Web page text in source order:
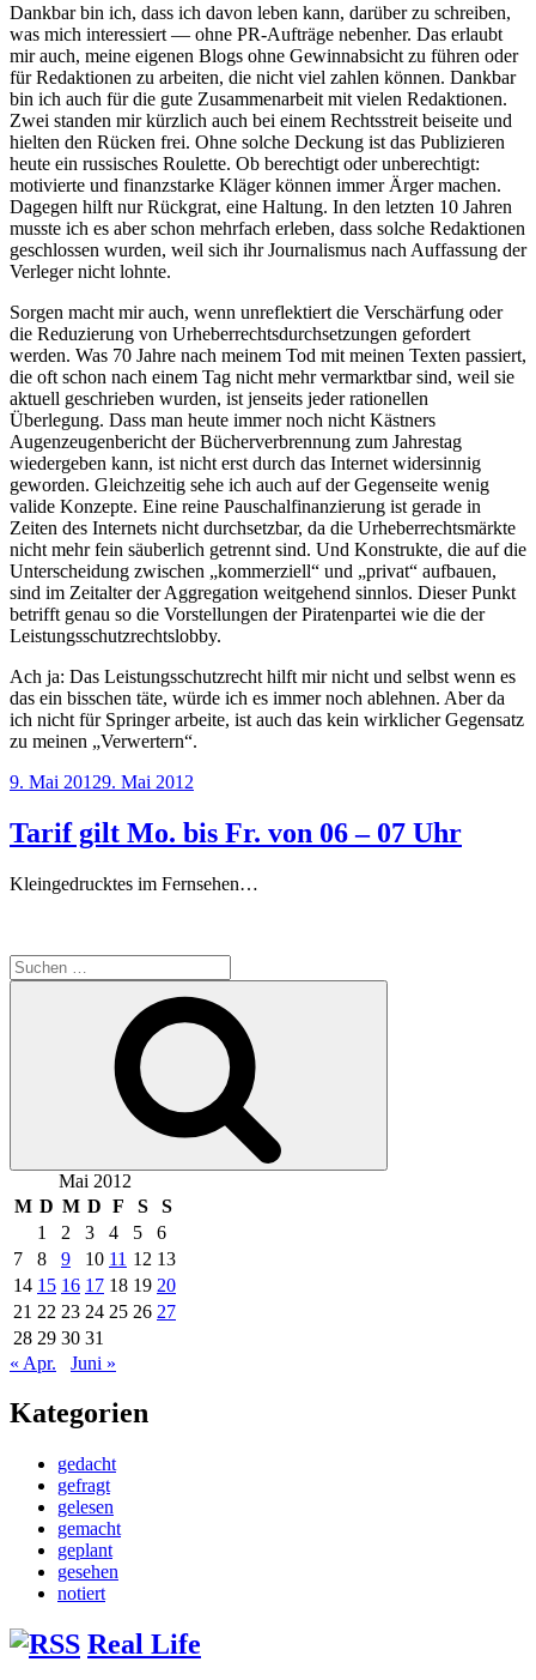
Dankbar bin ich, dass ich davon leben kann, darüber zu schreiben,
was mich interessiert — ohne PR-Aufträge nebenher. Das erlaubt
mir auch, meine eigenen Blogs ohne Gewinnabsicht zu führen oder
für Redaktionen zu arbeiten, die nicht viel zahlen können. Dankbar
bin ich auch für die gute Zusammenarbeit mit vielen Redaktionen.
Zwei standen mir kürzlich auch bei einem Rechtsstreit beiseite und
hielten den Rücken frei. Ohne solche Deckung ist das Publizieren
heute ein russisches Roulette. Ob berechtigt oder unberechtigt:
motivierte und finanzstarke Kläger können immer Ärger machen.
Dagegen hilft nur Rückgrat, eine Haltung. In den letzten 10 Jahren
musste ich es aber schon mehrfach erleben, dass solche Redaktionen
geschlossen wurden, weil sich ihr Journalismus nach Auffassung der
Verleger nicht lohnte.
Sorgen macht mir auch, wenn unreflektiert die Verschärfung oder
die Reduzierung von Urheberrechtsdurchsetzungen gefordert
werden. Was 70 Jahre nach meinem Tod mit meinen Texten passiert,
die oft schon nach einem Tag nicht mehr vermarktbar sind, weil sie
aktuell geschrieben wurden, ist jenseits jeder rationellen
Überlegung. Dass man heute immer noch nicht Kästners
Augenzeugenbericht der Bücherverbrennung zum Jahrestag
wiedergeben kann, ist nicht erst durch das Internet widersinnig
geworden. Gleichzeitig sehe ich auch auf der Gegenseite wenig
valide Konzepte. Eine reine Pauschalfinanzierung ist gerade in
Zeiten des Internets nicht durchsetzbar, da die Urheberrechtsmärkte
nicht mehr fein säuberlich getrennt sind. Und Konstrukte, die auf die
Unterscheidung zwischen „kommerziell“ und „privat“ aufbauen,
sind im Zeitalter der Aggregation weitgehend sinnlos. Dieser Punkt
betrifft genau so die Vorstellungen der Piratenpartei wie die der
Leistungsschutzrechtslobby.
Ach ja: Das Leistungsschutzrecht hilft mir nicht und selbst wenn es
das ein bisschen täte, würde ich es immer noch ablehnen. Aber da
ich nicht für Springer arbeite, ist auch das kein wirklicher Gegensatz
zu meinen „Verwertern“.
Veröffentlicht
9. Mai 20129. Mai 2012
Tarif gilt Mo. bis Fr. von 06 – 07 Uhr
Kleingedrucktes im Fernsehen…
Suche
nach:
Mai 2012
M D M D F S
S
1
2 3 4 5
6
7
8 9 10 11 12 13
14 15 16 17 18 19 20
21 22 23 24 25 26 27
28 29 30 31
« Apr.
Juni »
Kategorien
gedacht
gefragt
gelesen
gemacht
geplant
gesehen
notiert
Real Life